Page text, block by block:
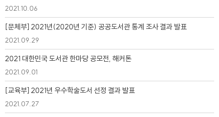
2021.10.06
[문체부] 2021년(2020년 기준) 공공도서관 통계 조사 결과 발표
2021.09.29
2021 대한민국 도서관 한마당 공모전, 해커톤
2021.09.01
[교육부] 2021년 우수학술도서 선정 결과 발표
2021.07.27